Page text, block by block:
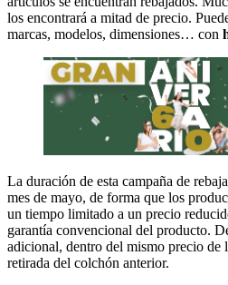
los encontrará a mitad de precio.
marcas, modelos, dimensiones… con
La duración de esta campaña de
mes de mayo, de forma que los
un tiempo limitado a un precio
garantía convencional del producto.
adicional, dentro del mismo precio de
retirada del colchón anterior.